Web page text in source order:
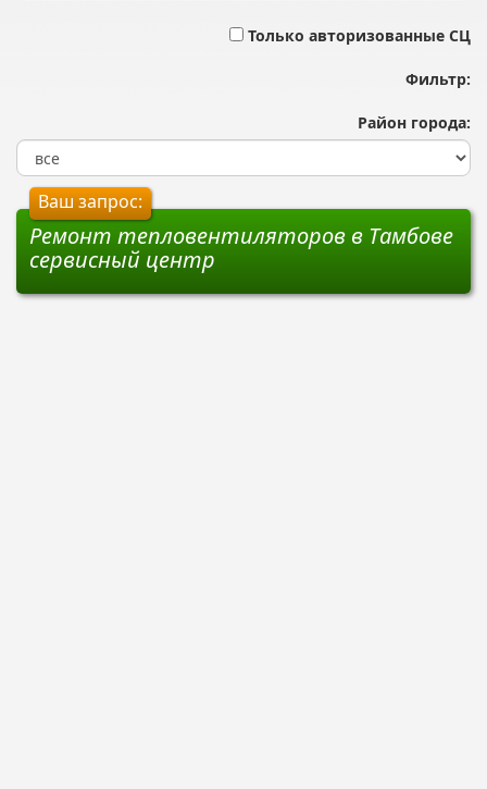
Только авторизованные СЦ
Фильтр:
Район города:
Ваш запрос:
Ремонт тепловентиляторов в Тамбове
сервисный центр